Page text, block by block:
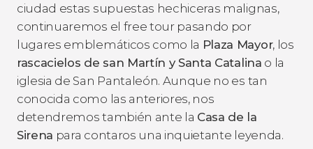
ciudad estas supuestas hechiceras malignas,
continuaremos el free tour pasando por
lugares emblemáticos como la Plaza Mayor, los
rascacielos de san Martín y Santa Catalina o la
iglesia de San Pantaleón. Aunque no es tan
conocida como las anteriores, nos
detendremos también ante la Casa de la
Sirena para contaros una inquietante leyenda.